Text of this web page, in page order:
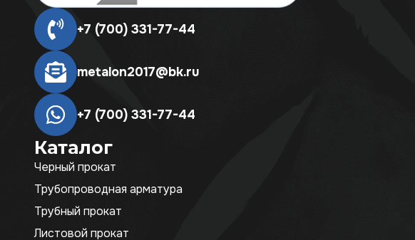
+7 (700) 331-77-44
metalon2017@bk.ru
+7 (700) 331-77-44
Каталог
Черный прокат
Трубопроводная арматура
Трубный прокат
Листовой прокат